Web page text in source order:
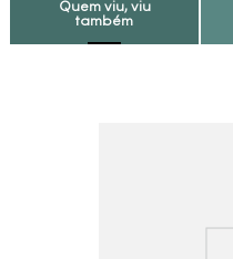
Quem viu, viu
também